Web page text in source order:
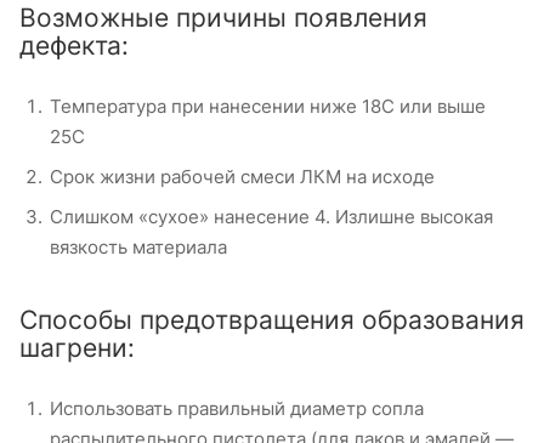
Возможные причины появления
дефекта:
Температура при нанесении ниже 18С или выше
25С
Срок жизни рабочей смеси ЛКМ на исходе
Слишком «сухое» нанесение 4. Излишне высокая
вязкость материала
Способы предотвращения образования
шагрени:
Использовать правильный диаметр сопла